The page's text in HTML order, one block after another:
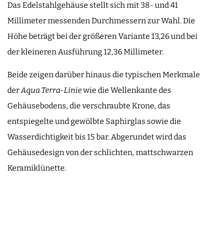
Das Edelstahlgehäuse stellt sich mit 38- und 41
Millimeter messenden Durchmessern zur Wahl. Die
Höhe beträgt bei der größeren Variante 13,26 und bei
der kleineren Ausführung 12,36 Millimeter.
Beide zeigen darüber hinaus die typischen Merkmale
derAqua Terra-Liniewie die Wellenkante des
Gehäusebodens, die verschraubte Krone, das
entspiegelte und gewölbte Saphirglas sowie die
Wasserdichtigkeit bis 15 bar. Abgerundet wird das
Gehäusedesign von der schlichten, mattschwarzen
Keramiklünette.